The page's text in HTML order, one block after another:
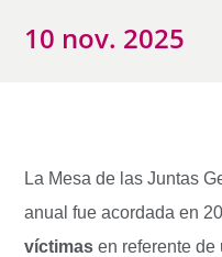
10 nov. 2025
La Mesa de las Juntas
anual fue acordada en
víctimas en referente de